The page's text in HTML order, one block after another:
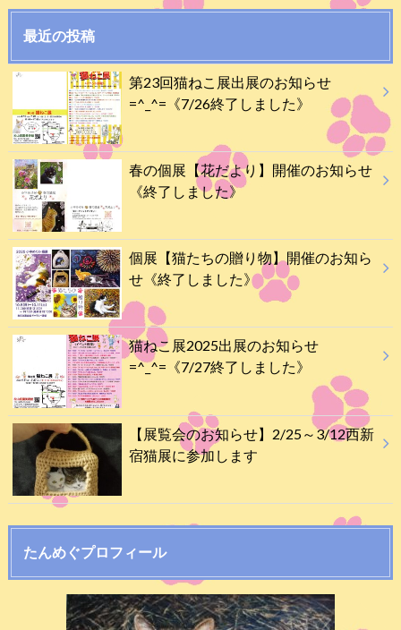
最近の投稿
第23回猫ねこ展出展のお知らせ
=^_^=《7/26終了しました》
春の個展【花だより】開催のお知らせ
《終了しました》
個展【猫たちの贈り物】開催のお知ら
せ《終了しました》
猫ねこ展2025出展のお知らせ
=^_^=《7/27終了しました》
【展覧会のお知らせ】2/25～3/12西新
宿猫展に参加します
たんめぐプロフィール